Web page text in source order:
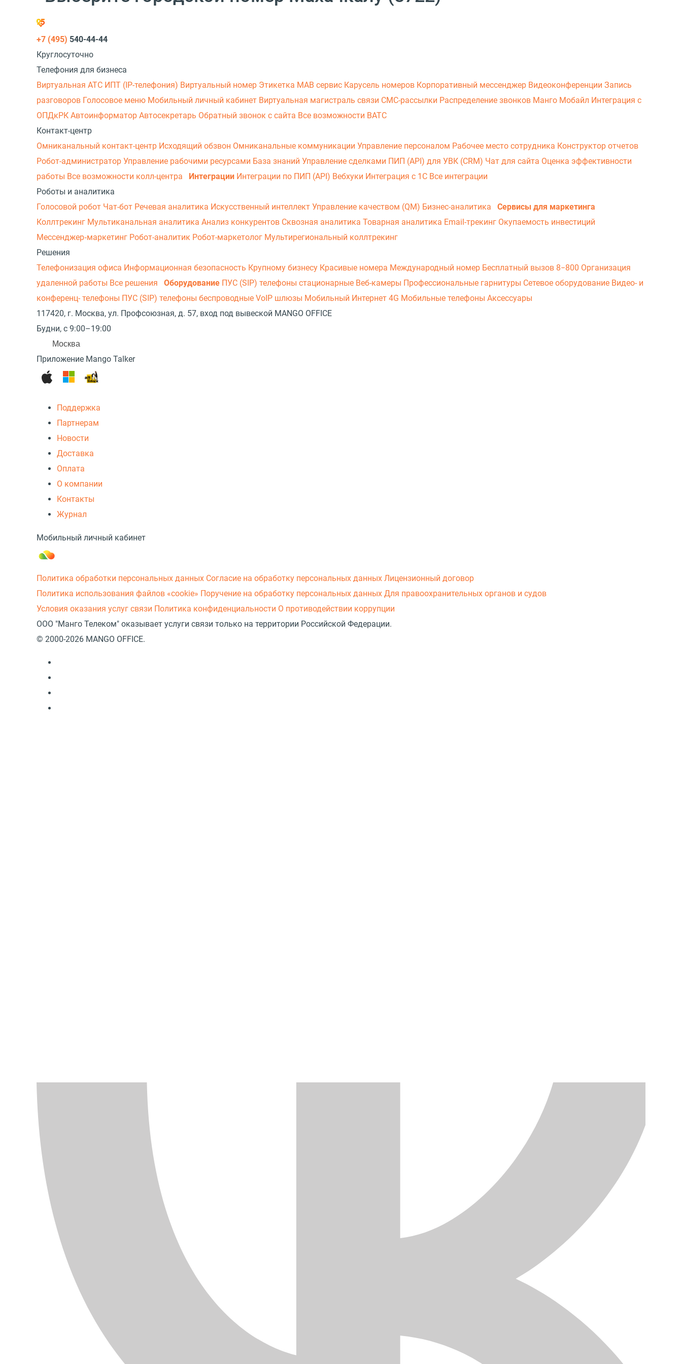
+7 (495) 540-44-44
Круглосуточно
Телефония для бизнеса
Виртуальная АТС ИПТ (IP-телефония) Виртуальный номер Этикетка МАВ сервис Карусель номеров Корпоративный мессенджер Видеоконференции Запись
разговоров Голосовое меню Мобильный личный кабинет Виртуальная магистраль связи СМС-рассылки Распределение звонков Манго Мобайл Интеграция с
ОПДкРК Автоинформатор Автосекретарь Обратный звонок с сайта Все возможности ВАТС
Контакт-центр
Омниканальный контакт-центр Исходящий обзвон Омниканальные коммуникации Управление персоналом Рабочее место сотрудника Конструктор отчетов
Робот-администратор Управление рабочими ресурсами База знаний Управление сделками ПИП (API) для УВК (CRM) Чат для сайта Оценка эффективности
работы Все возможности колл-центра Интеграции Интеграции по ПИП (API) Вебхуки Интеграция с 1С Все интеграции
Роботы и аналитика
Голосовой робот Чат-бот Речевая аналитика Искусственный интеллект Управление качеством (QM) Бизнес-аналитика
Сервисы для маркетинга
Коллтрекинг Мультиканальная аналитика Анализ конкурентов Сквозная аналитика Товарная аналитика Email-трекинг Окупаемость инвестиций
Мессенджер‑маркетинг Робот-аналитик Робот-маркетолог Мультирегиональный коллтрекинг
Решения
Телефонизация офиса Информационная безопасность Крупному бизнесу Красивые номера Международный номер Бесплатный вызов 8−800 Организация
удаленной работы Все решения Оборудование ПУС (SIP) телефоны стационарные Веб-камеры Профессиональные гарнитуры Сетевое оборудование Видео- и
конференц- телефоны ПУС (SIP) телефоны беспроводные VoIP шлюзы Мобильный Интернет 4G Мобильные телефоны Аксессуары
117420, г. Москва, ул. Профсоюзная, д. 57, вход под вывеской MANGO OFFICE
Будни, с 9:00–19:00
Москва
Приложение Mango Talker
Поддержка
Партнерам
Новости
Доставка
Оплата
О компании
Контакты
Журнал
Мобильный личный кабинет
Политика обработки персональных данных Согласие на обработку персональных данных Лицензионный договор
Политика использования файлов «cookie» Поручение на обработку персональных данных Для правоохранительных органов и судов
Условия оказания услуг связи Политика конфиденциальности О противодействии коррупции
ООО "Манго Телеком" оказывает услуги связи только на территории Российской Федерации.
© 2000-2026 MANGO OFFICE.